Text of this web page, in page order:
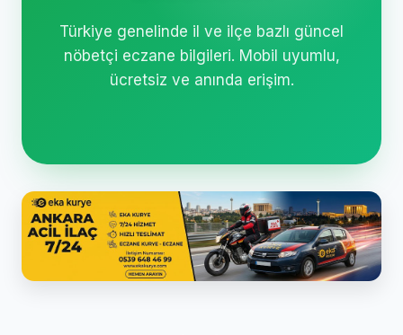
Türkiye genelinde il ve ilçe bazlı güncel
nöbetçi eczane bilgileri. Mobil uyumlu,
ücretsiz ve anında erişim.